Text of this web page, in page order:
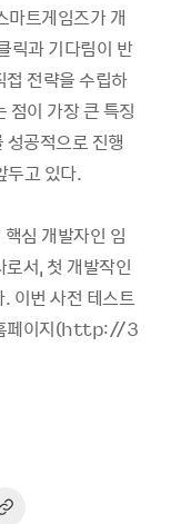
마트게임즈가 개
릭과 기다림이 반
전략을 수립하
점이 가장 큰 특징
공적으로 진행
두고 있다.
심 개발자인 임
서, 첫 개발작인
. 이번 사전 테스트
홈페이지(http://3